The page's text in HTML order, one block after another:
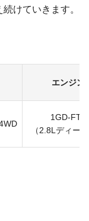
けていきます。
エンジン
1GD-FTV
（2.8Lディー